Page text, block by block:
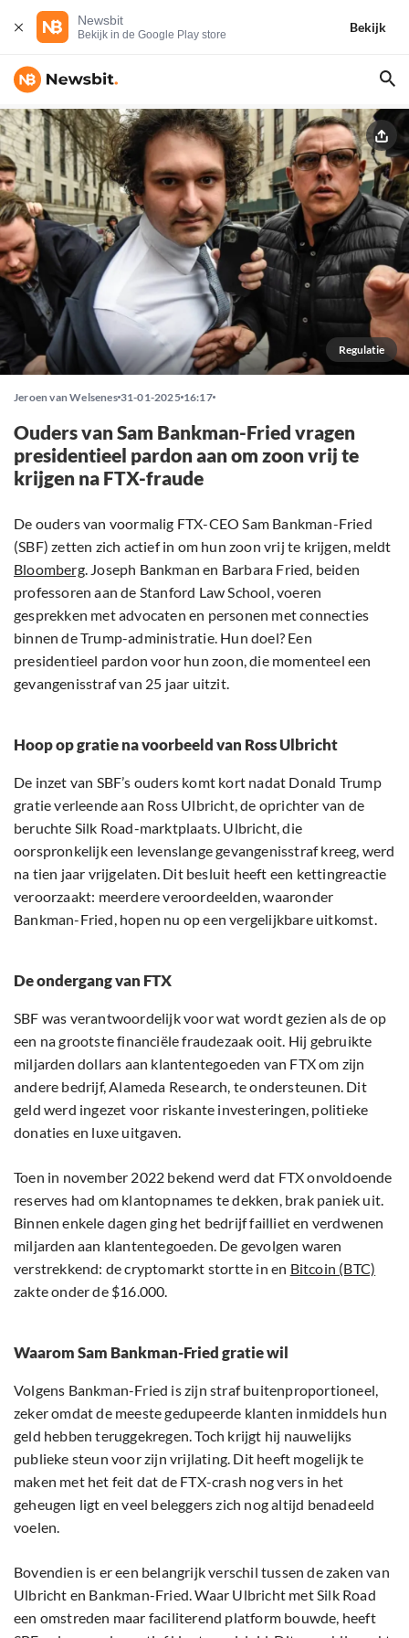
Newsbit
Bekijk in de Google Play store
Bekijk
Regulatie
Jeroen van Welsenes 31-01-2025 16:17
Ouders van Sam Bankman-Fried vragen
presidentieel pardon aan om zoon vrij te
krijgen na FTX-fraude
De ouders van voormalig FTX-CEO Sam Bankman-Fried
(SBF) zetten zich actief in om hun zoon vrij te krijgen, meldt
Bloomberg. Joseph Bankman en Barbara Fried, beiden
professoren aan de Stanford Law School, voeren
gesprekken met advocaten en personen met connecties
binnen de Trump-administratie. Hun doel? Een
presidentieel pardon voor hun zoon, die momenteel een
gevangenisstraf van 25 jaar uitzit.
Hoop op gratie na voorbeeld van Ross Ulbricht
De inzet van SBF’s ouders komt kort nadat Donald Trump
gratie verleende aan Ross Ulbricht, de oprichter van de
beruchte Silk Road-marktplaats. Ulbricht, die
oorspronkelijk een levenslange gevangenisstraf kreeg, werd
na tien jaar vrijgelaten. Dit besluit heeft een kettingreactie
veroorzaakt: meerdere veroordeelden, waaronder
Bankman-Fried, hopen nu op een vergelijkbare uitkomst.
De ondergang van FTX
SBF was verantwoordelijk voor wat wordt gezien als de op
een na grootste financiële fraudezaak ooit. Hij gebruikte
miljarden dollars aan klantentegoeden van FTX om zijn
andere bedrijf, Alameda Research, te ondersteunen. Dit
geld werd ingezet voor riskante investeringen, politieke
donaties en luxe uitgaven.
Toen in november 2022 bekend werd dat FTX onvoldoende
reserves had om klantopnames te dekken, brak paniek uit.
Binnen enkele dagen ging het bedrijf failliet en verdwenen
miljarden aan klantentegoeden. De gevolgen waren
verstrekkend: de cryptomarkt stortte in en Bitcoin (BTC)
zakte onder de $16.000.
Waarom Sam Bankman-Fried gratie wil
Volgens Bankman-Fried is zijn straf buitenproportioneel,
zeker omdat de meeste gedupeerde klanten inmiddels hun
geld hebben teruggekregen. Toch krijgt hij nauwelijks
publieke steun voor zijn vrijlating. Dit heeft mogelijk te
maken met het feit dat de FTX-crash nog vers in het
geheugen ligt en veel beleggers zich nog altijd benadeeld
voelen.
Bovendien is er een belangrijk verschil tussen de zaken van
Ulbricht en Bankman-Fried. Waar Ulbricht met Silk Road
een omstreden maar faciliterend platform bouwde, heeft